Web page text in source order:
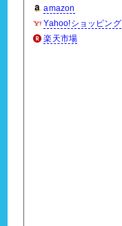
amazon
Yahoo!ショッピング
楽天市場